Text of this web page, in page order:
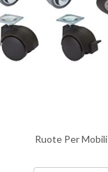
Ruote Per Mobili